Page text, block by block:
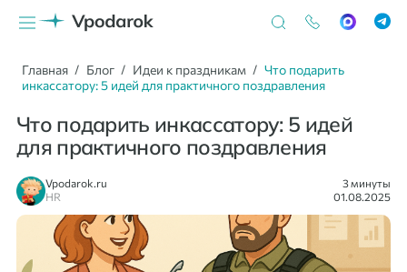
Главная Блог Идеи к праздникам
Что подарить
инкассатору: 5 идей для практичного поздравления
Что подарить инкассатору: 5 идей
для практичного поздравления
Vpodarok.ru
HR
3 минуты
01.08.2025